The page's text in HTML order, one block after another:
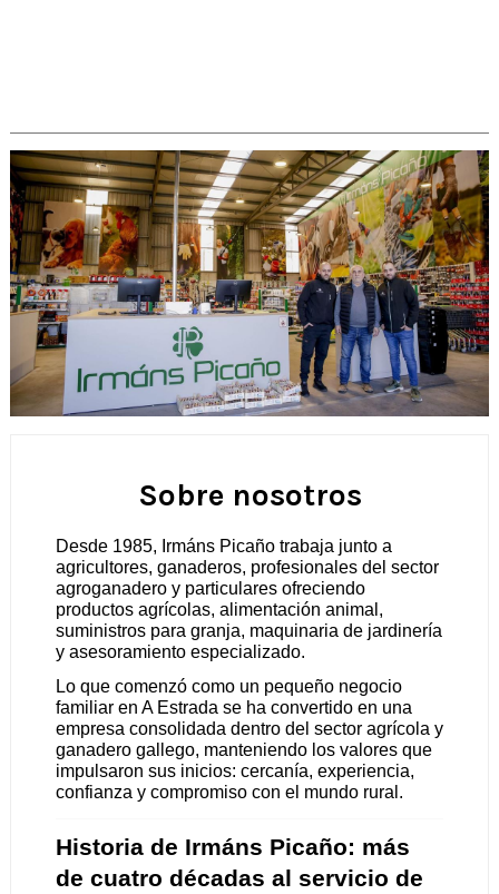
Sobre nosotros
Desde 1985, Irmáns Picaño trabaja junto a
agricultores, ganaderos, profesionales del sector
agroganadero y particulares ofreciendo
productos agrícolas, alimentación animal,
suministros para granja, maquinaria de jardinería
y asesoramiento especializado.
Lo que comenzó como un pequeño negocio
familiar en A Estrada se ha convertido en una
empresa consolidada dentro del sector agrícola y
ganadero gallego, manteniendo los valores que
impulsaron sus inicios: cercanía, experiencia,
confianza y compromiso con el mundo rural.
Historia de Irmáns Picaño: más
de cuatro décadas al servicio de